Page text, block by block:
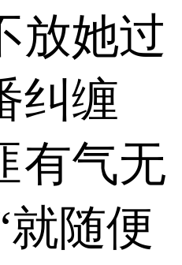
放她过
纠缠
有气无
就随便